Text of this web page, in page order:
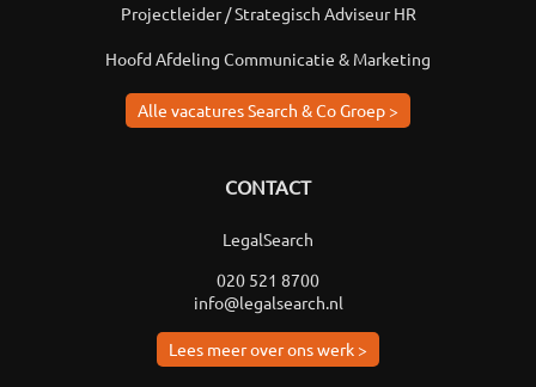
Projectleider / Strategisch Adviseur HR
Hoofd Afdeling Communicatie & Marketing
Alle vacatures Search & Co Groep >
CONTACT
LegalSearch
020 521 8700
info@legalsearch.nl
Lees meer over ons werk >